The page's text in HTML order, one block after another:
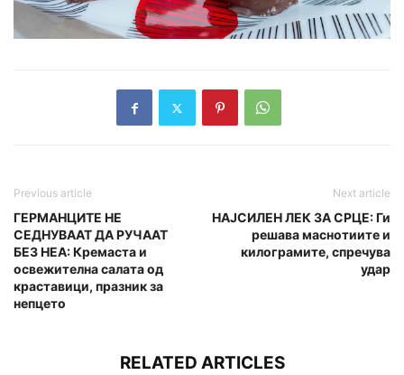
Previous article
ГЕРМАНЦИТЕ НЕ
СЕДНУВААТ ДА РУЧААТ
БЕЗ НЕА: Кремаста и
освежителна салата од
краставици, празник за
непцето
Next article
НАЈСИЛЕН ЛЕК ЗА СРЦЕ: Ги
решава маснотиите и
килограмите, спречува
удар
RELATED ARTICLES